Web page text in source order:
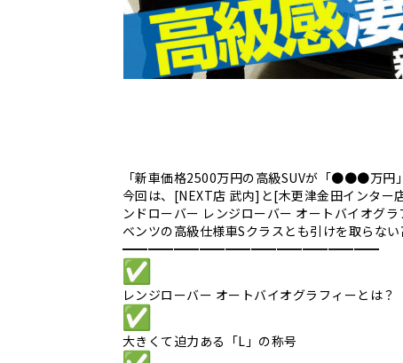
「新車価格2500万円の高級SUVが「●●●万円
今回は、[NEXT店 武内]と[木更津金田インター
ンドローバー レンジローバー オートバイオグ
ベンツの高級仕様車Sクラスとも引けを取らない
━━━━━━━━━━━━━━━━━━━━
レンジローバー オートバイオグラフィーとは？
大きくて迫力ある「L」の称号